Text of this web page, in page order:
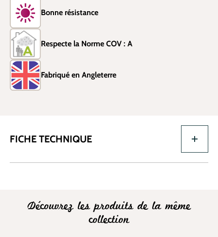
Bonne résistance
Respecte la Norme COV : A
Fabriqué en Angleterre
FICHE TECHNIQUE
Découvrez les produits de la même
collection